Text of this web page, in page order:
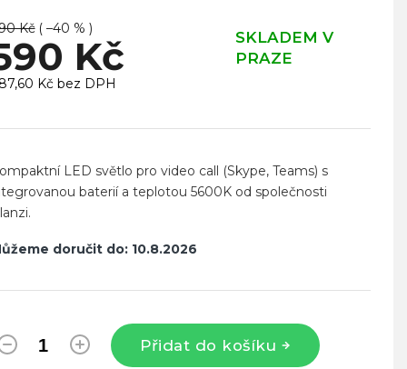
Kč ( –40 % )
Kč
SKLADEM V
PRAZE
Kč bez DPH
doručit do: 10.8.2026
Přidat do košíku
LED světlo pro video call (Skype, Teams) s
baterií a teplotou 5600K od společnosti